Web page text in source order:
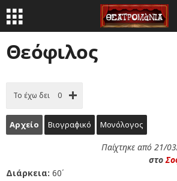
Θεόφιλος
Το έχω δει 0
Αρχείο Βιογραφικό Μονόλογος
Παίχτηκε από 21/
στο
Διάρκεια: 60΄